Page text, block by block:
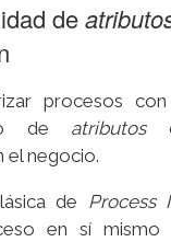
de
procesos con
de atributos
el negocio.
de Process
en sí mismo